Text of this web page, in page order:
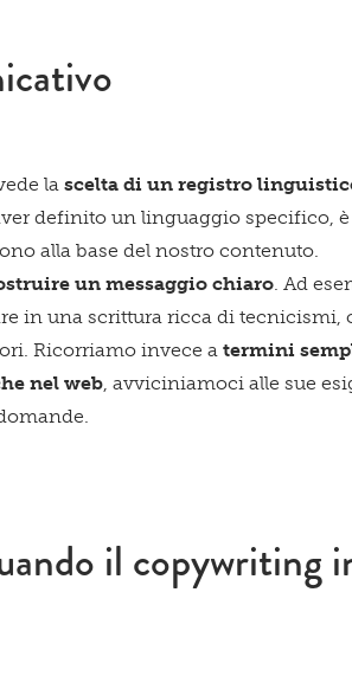
lascelta di un registro
definito un linguaggio specifico,
alla base del nostro contenuto.
un messaggio chiaro. Ad
in una scrittura ricca di tecnicismi,
Ricorriamo invece atermini
nel web, avviciniamoci alle sue
il copywriting